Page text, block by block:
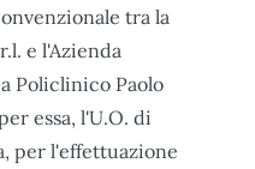
tra la
e l'Azienda
Policlinico Paolo
essa, l'U.O. di
per l'effettuazione